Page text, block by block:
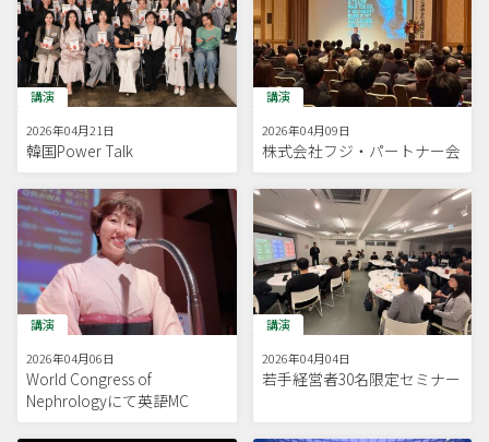
講演
2026年04月21日
韓国Power Talk
講演
2026年04月09日
株式会社フジ・パートナー会
講演
2026年04月06日
World Congress of
Nephrologyにて英語MC
講演
2026年04月04日
若手経営者30名限定セミナー